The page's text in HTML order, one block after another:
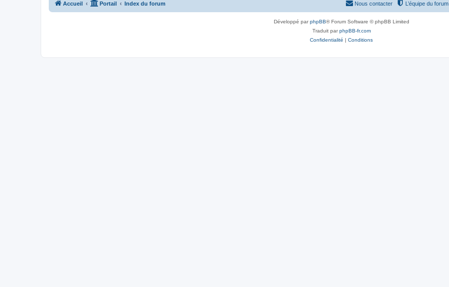
Accueil Portail Index du forum L’équipe du forum
Nous contacter
Développé parphpBB® Forum Software © phpBB Limited
Traduit parphpBB-fr.com
Confidentialité | Conditions